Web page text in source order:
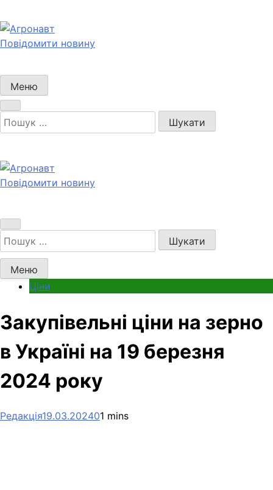
до
вмісту
Новини українського агробізнесу
Повідомити новину
Меню
Пошук:
Агронавт
Новини українського агробізнесу
Повідомити новину
Пошук:
Меню
Ціни
Закупівельні ціни на зерно
в Україні на 19 березня
2024 року
Редакція19.03.202401 mins